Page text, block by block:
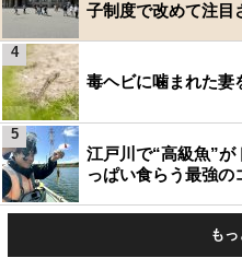
子制度で改めて注目
毒ヘビに噛まれた妻
4
江戸川で“高級魚”
っぱい食らう最強の
5
も